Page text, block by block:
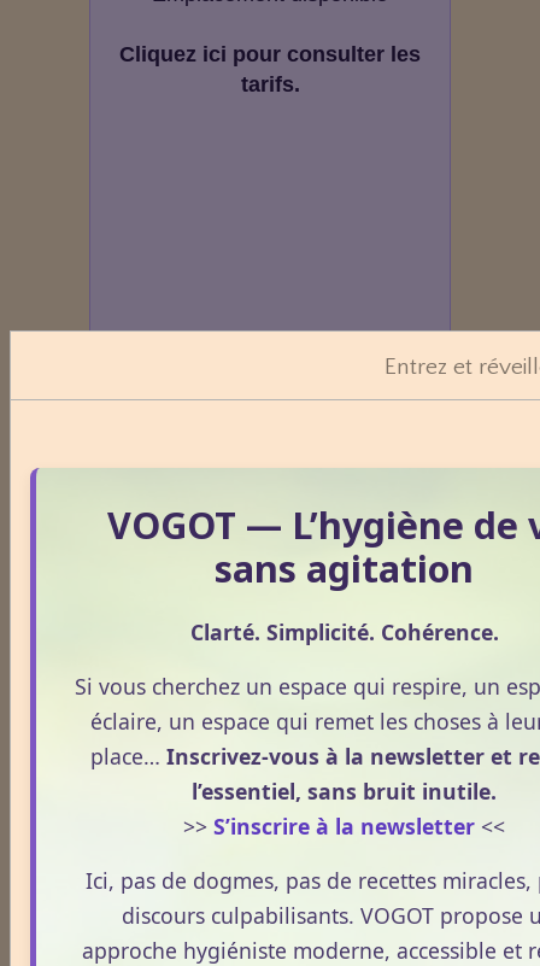
Cliquez ici pour consulter les
tarifs.
Le Frêne commun
Le Sens des Maux
Le monde Merveilleux du Thé
Entrez et
VOGOT — L’hygiène de
sans agitation
Clarté. Simplicité. Cohérence.
Si vous cherchez un espace qui respire, un
éclaire, un espace qui remet les choses à
place… Inscrivez-vous à la newsletter et
l’essentiel, sans bruit inutile.
>> S’inscrire à la newsletter <<
Ici, pas de dogmes, pas de recettes miracles,
discours culpabilisants. VOGOT propose
approche hygiéniste moderne, accessible et